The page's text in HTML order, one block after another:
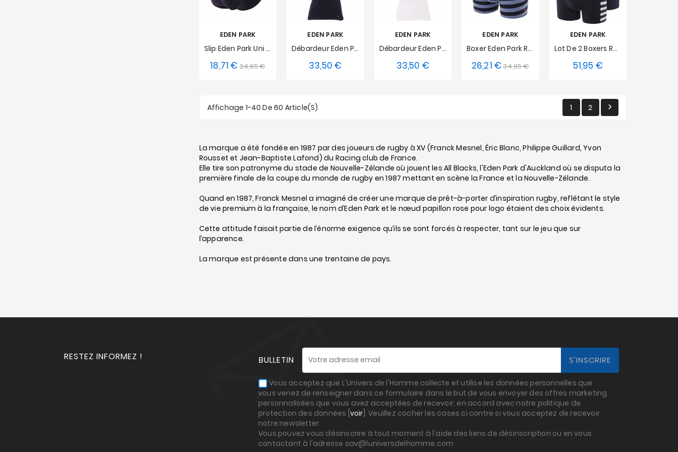
EDEN PARK
Slip Eden Park Uni - Marine
18,71 € Prix
24,95 €Prix
S
EDEN PARK
Débardeur Eden Park - Marine
33,50 €
S M
EDEN PARK
Débardeur Eden Park - Blanc
33,50 €Prix
M
EDEN PARK
Boxer Eden Park Rayé - Bleu
26,21 € Prix
34,95 €Prix
S
EDEN PARK
Lot De 2 Boxers Rayés Gris Et Uni
51,95 €Prix
M
Affichage 1-40 De 60 Article(s) 1 2 
La marque a été fondée en 1987 par des joueurs de rugby à XV (Franck Mesnel, Éric Blanc, Philippe Guillard, Yvon
Rousset et Jean-Baptiste Lafond) du Racing club de France.
Elle tire son patronyme du stade de Nouvelle-Zélande où jouent les All Blacks, l'Eden Park d'Auckland où se disputa la
première finale de la coupe du monde de rugby en 1987 mettant en scène la France et la Nouvelle-Zélande.
Quand en 1987, Franck Mesnel a imaginé de créer une marque de prêt-à-porter d’inspiration rugby, reflétant le style
de vie premium à la française, le nom d’Eden Park et le nœud papillon rose pour logo étaient des choix évidents.
Cette attitude faisait partie de l’énorme exigence qu’ils se sont forcés à respecter, tant sur le jeu que sur
l’apparence.
La marque est présente dans une trentaine de pays.
RESTEZ INFORMEZ ! BULLETIN
Vous acceptez que L'Univers de l'Homme collecte et utilise les données personnelles que
vous venez de renseigner dans ce formulaire dans le but de vous envoyer des offres marketing
personnalisées que vous avez acceptées de recevoir, en accord avec notre politique de
protection des données [ voir ]. Veuillez cocher les cases ci contre si vous acceptez de recevoir
notre newsletter.
Vous pouvez vous désinscrire à tout moment à l'aide des liens de désinscription ou en vous
contactant à l'adresse sav@luniversdelhomme.com